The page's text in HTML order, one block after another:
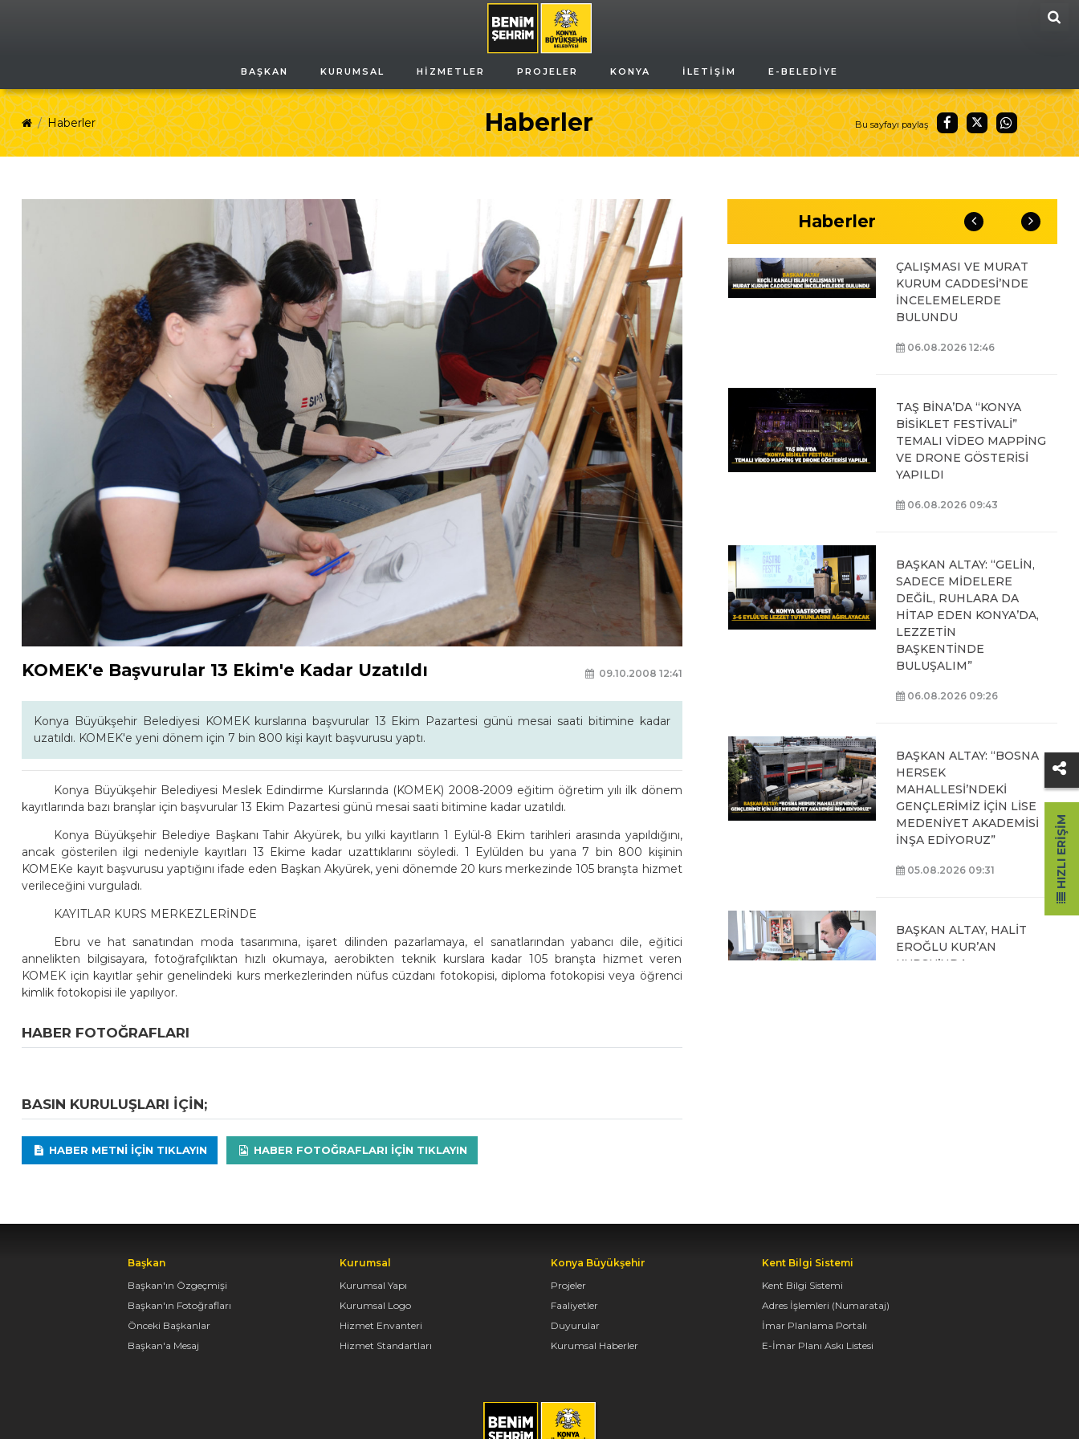
BAŞKAN KURUMSAL HIZMETLER PROJELER KONYA İLETIŞIM E-BELEDIYE
Haberler
Haberler Bu sayfayı paylaş
KOMEK'e Başvurular 13 Ekim'e Kadar Uzatıldı 09.10.2008 12:41
Konya Büyükşehir Belediyesi KOMEK kurslarına başvurular 13 Ekim Pazartesi günü mesai saati bitimine kadar
uzatıldı. KOMEK'e yeni dönem için 7 bin 800 kişi kayıt başvurusu yaptı.
Konya Büyükşehir Belediyesi Meslek Edindirme Kurslarında (KOMEK) 2008-2009 eğitim öğretim yılı ilk dönem
kayıtlarında bazı branşlar için başvurular 13 Ekim Pazartesi günü mesai saati bitimine kadar uzatıldı.
Konya Büyükşehir Belediye Başkanı Tahir Akyürek, bu yılki kayıtların 1 Eylül-8 Ekim tarihleri arasında yapıldığını,
ancak gösterilen ilgi nedeniyle kayıtları 13 Ekime kadar uzattıklarını söyledi. 1 Eylülden bu yana 7 bin 800 kişinin
KOMEKe kayıt başvurusu yaptığını ifade eden Başkan Akyürek, yeni dönemde 20 kurs merkezinde 105 branşta hizmet
verileceğini vurguladı.
KAYITLAR KURS MERKEZLERİNDE
Ebru ve hat sanatından moda tasarımına, işaret dilinden pazarlamaya, el sanatlarından yabancı dile, eğitici
annelikten bilgisayara, fotoğrafçılıktan hızlı okumaya, aerobikten teknik kurslara kadar 105 branşta hizmet veren
KOMEK için kayıtlar şehir genelindeki kurs merkezlerinden nüfus cüzdanı fotokopisi, diploma fotokopisi veya öğrenci
kimlik fotokopisi ile yapılıyor.
HABER FOTOĞRAFLARI
BASIN KURULUŞLARI IÇIN;
HABER METNI IÇIN TIKLAYIN HABER FOTOĞRAFLARI IÇIN TIKLAYIN
Haberler
OYUNLARI’NIN FİNAL
TURUNDA
ÖĞRENCİLERİN
HEYECANINI PAYLAŞTI
BAŞKAN ALTAY, KEÇİLİ
ÇALIŞMASI VE MURAT
KURUM CADDESİ’NDE
İNCELEMELERDE
BULUNDU
06.08.2026 12:46
TAŞ BİNA’DA “KONYA
BİSİKLET FESTİVALİ”
TEMALI VİDEO MAPPİNG
VE DRONE GÖSTERİSİ
YAPILDI
06.08.2026 09:43
BAŞKAN ALTAY: “GELİN,
SADECE MİDELERE
DEĞİL, RUHLARA DA
HİTAP EDEN KONYA’DA,
LEZZETİN
BAŞKENTİNDE
BULUŞALIM”
06.08.2026 09:26
BAŞKAN ALTAY: “BOSNA
HERSEK
MAHALLESİ’NDEKİ
GENÇLERİMİZ İÇİN LİSE
MEDENİYET AKADEMİSİ
İNŞA EDİYORUZ”
05.08.2026 09:31
BAŞKAN ALTAY, HALİT
EROĞLU KUR’AN
KURSU’NDA
BAŞKAN ALTAY:
Başkan
Başkan'ın Özgeçmişi
Başkan'ın Fotoğrafları
Önceki Başkanlar
Başkan'a Mesaj
Kurumsal
Kurumsal Yapı
Kurumsal Logo
Hizmet Envanteri
Hizmet Standartları
Konya Büyükşehir
Projeler
Faaliyetler
Duyurular
Kurumsal Haberler
Kent Bilgi Sistemi
Kent Bilgi Sistemi
Adres İşlemleri (Numarataj)
İmar Planlama Portalı
E-İmar Planı Askı Listesi
HIZLI ERIŞIM